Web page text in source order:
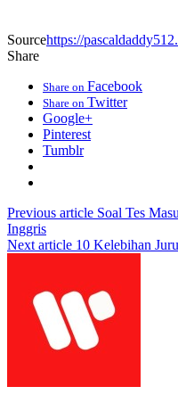
Sourcehttps://
Share
Share on Facebook
Share on Twitter
Google+
Pinterest
Tumblr
Previous article Soal Tes
Inggris
Next article 10 Kelebihan